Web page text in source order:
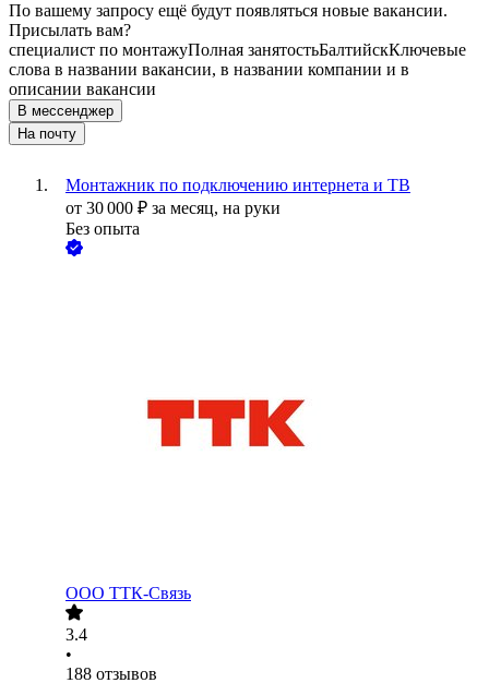
По вашему запросу ещё будут появляться новые вакансии.
Присылать вам?
специалист по монтажуПолная занятостьБалтийскКлючевые
слова в названии вакансии, в названии компании и в
описании вакансии
В мессенджер
На почту
Монтажник по подключению интернета и ТВ
от 30 000 ₽ за месяц, на руки
Без опыта
ООО ТТК-Связь
3.4
•
188 отзывов